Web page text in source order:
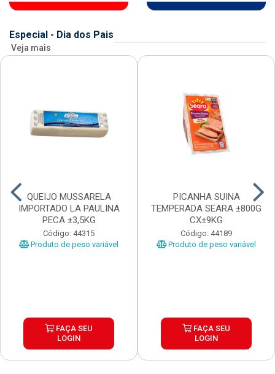
Especial - Dia dos Pais
Veja mais
QUEIJO MUSSARELA
IMPORTADO LA PAULINA
PECA ±3,5KG
Código: 44315
Produto de peso variável
FAÇA SEU
LOGIN
PICANHA SUINA
TEMPERADA SEARA ±800G
CX±9KG
Código: 44189
Produto de peso variável
FAÇA SEU
LOGIN